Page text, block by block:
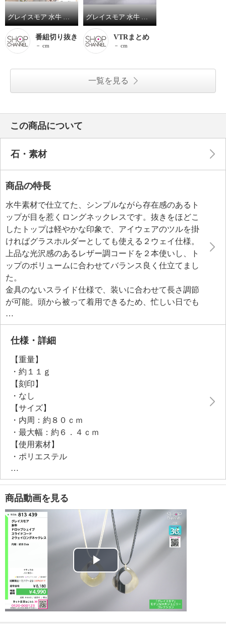
グレイスモア 水牛 ドロップシェイプ スライドコード ２ウェイロングネックレス
番組切り抜き
－ cm
グレイスモア 水牛 ドロップシェイプ スライドコード ２ウェイロングネックレス
VTRまとめ
－ cm
一覧を見る
この商品について
石・素材
商品の特長
水牛素材で仕立てた、シンプルながら存在感のあるト
ップが目を惹くロングネックレスです。抜きをほどこ
したトップは軽やかな印象で、アイウェアのツルを掛
ければグラスホルダーとしても使える２ウェイ仕様。
上品な光沢感のあるレザー調コードを２本使いし、ト
ップのボリュームに合わせてバランス良く仕立てまし
た。
金具のないスライド仕様で、装いに合わせて長さ調節
が可能。頭から被って着用できるため、忙しい日でも
さっと着けるだけでスタイリングをブラッシュアップ
できます。ワンポイントでコーディネイトをモダンに
引き締め、デイリーに取り入れやすいアイテムです。
仕様・詳細
【重量】
・約１１ｇ
【刻印】
・なし
【サイズ】
・内周：約８０ｃｍ
・最大幅：約６．４ｃｍ
【使用素材】
・ポリエステル
【同梱物（取扱説明書・保管上の注意等）】
・ブランドカード
【その他】
・個体差あり
【原産国（地）】
・インド製
商品動画を見る
Play
Video